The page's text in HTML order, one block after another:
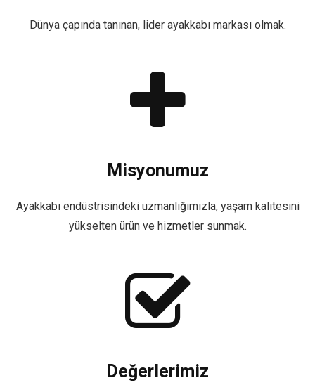
Dünya çapında tanınan, lider ayakkabı markası olmak.
Misyonumuz
Ayakkabı endüstrisindeki uzmanlığımızla, yaşam kalitesini
yükselten ürün ve hizmetler sunmak.
Değerlerimiz